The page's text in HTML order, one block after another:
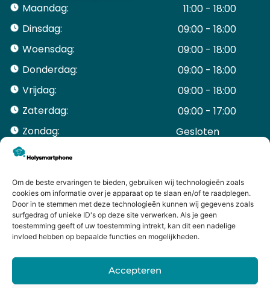
Om de beste ervaringen te bieden, gebruiken wij technologieën zoals
cookies om informatie over je apparaat op te slaan en/of te raadplegen.
Door in te stemmen met deze technologieën kunnen wij gegevens zoals
surfgedrag of unieke ID's op deze site verwerken. Als je geen
toestemming geeft of uw toestemming intrekt, kan dit een nadelige
invloed hebben op bepaalde functies en mogelijkheden.
Accepteren
Maandag:
11:00 - 18:00
Dinsdag:
09:00 - 18:00
Woensdag:
09:00 - 18:00
Donderdag:
09:00 - 18:00
Vrijdag:
09:00 - 18:00
Zaterdag:
09:00 - 17:00
Zondag:
Gesloten ​ ​ ​ ​ ​ ​ ​
ACCOUNT
Mijn Account
Bestellingen
Mijn winkelwagen
HANDIGE LINKS
Levering en retourneren
Garantie
Contact